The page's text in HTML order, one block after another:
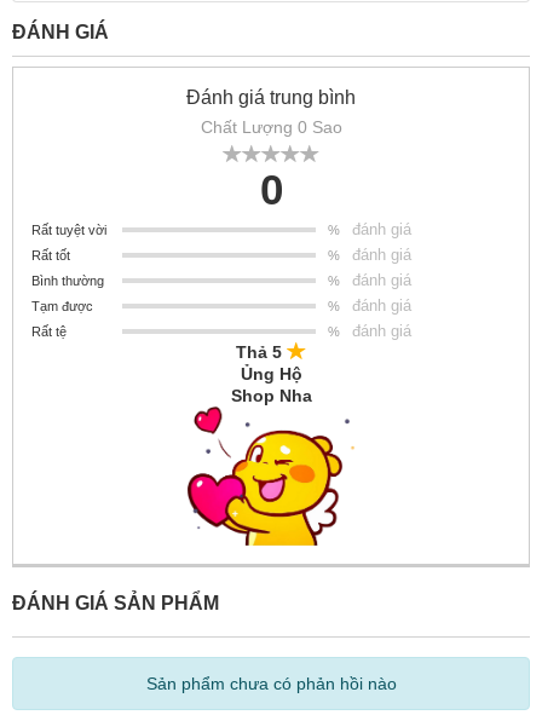
ĐÁNH GIÁ
Đánh giá trung bình
Chất Lượng 0 Sao
0
Rất tuyệt vời % đánh giá
Rất tốt % đánh giá
Bình thường % đánh giá
Tạm được % đánh giá
Rất tệ % đánh giá
Thả 5
Ủng Hộ
Shop Nha
ĐÁNH GIÁ SẢN PHẨM
Sản phẩm chưa có phản hồi nào